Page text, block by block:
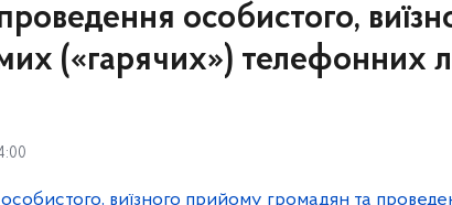
особистого,
(«гарячих») телефонних
виїзного прийому громадян та